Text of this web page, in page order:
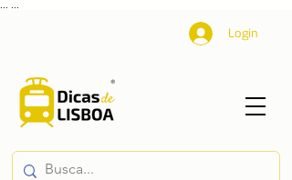
Login